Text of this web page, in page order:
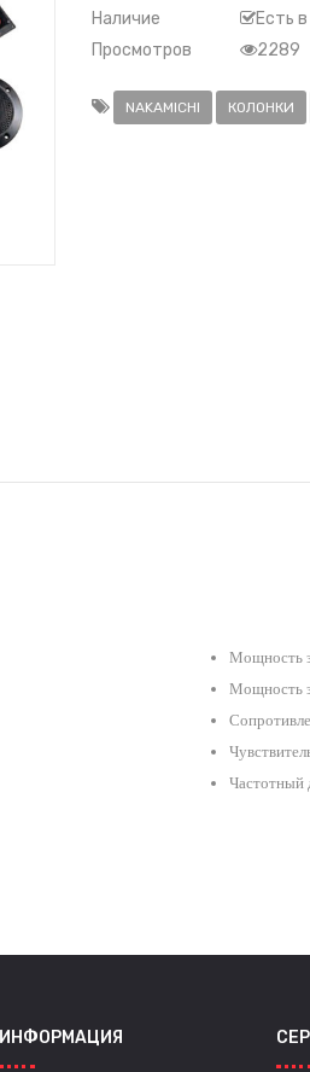
Наличие
Есть
Просмотров
2289
NAKAMICHI КОЛОНКИ
Мощность
Мощность
Частотный
ИНФОРМАЦИЯ